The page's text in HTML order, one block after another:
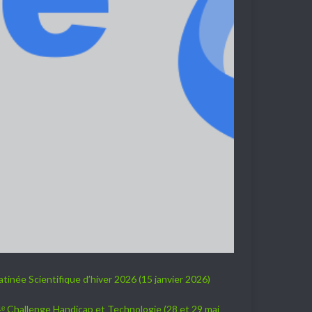
Scientifique d’hiver 2026 (15 janvier 2026)
Challenge Handicap et Technologie (28 et 29 mai